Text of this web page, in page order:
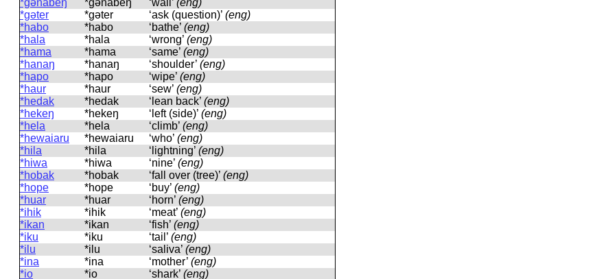
*ɡənabeŋ
*ɡənabeŋ ‘wall’ (eng)
*gəter
*ɡəter ‘ask (question)’ (eng)
*habo
*habo ‘bathe’ (eng)
*hala
*hala ‘wrong’ (eng)
*hama
*hama ‘same’ (eng)
*hanaŋ
*hanaŋ ‘shoulder’ (eng)
*hapo
*hapo ‘wipe’ (eng)
*haur
*haur ‘sew’ (eng)
*hedak
*hedak ‘lean back’ (eng)
*hekeŋ
*hekeŋ ‘left (side)’ (eng)
*hela
*hela ‘climb’ (eng)
*hewaiaru
*hewaiaru ‘who’ (eng)
*hila
*hila ‘lightning’ (eng)
*hiwa
*hiwa ‘nine’ (eng)
*hobak
*hobak ‘fall over (tree)’ (eng)
*hope
*hope ‘buy’ (eng)
*huar
*huar ‘horn’ (eng)
*ihik
*ihik ‘meat’ (eng)
*ikan
*ikan ‘fish’ (eng)
*iku
*iku ‘tail’ (eng)
*ilu
*ilu ‘saliva’ (eng)
*ina
*ina ‘mother’ (eng)
*io
*io ‘shark’ (eng)